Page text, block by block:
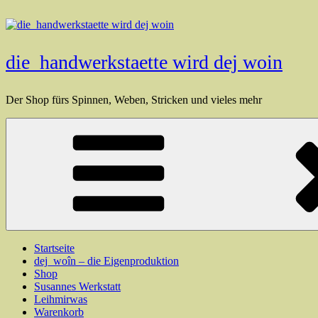
Inhalt
die_handwerkstaette wird dej woin
Der Shop fürs Spinnen, Weben, Stricken und vieles mehr
Startseite
dej_woîn – die Eigenproduktion
Shop
Susannes Werkstatt
Leihmirwas
Warenkorb